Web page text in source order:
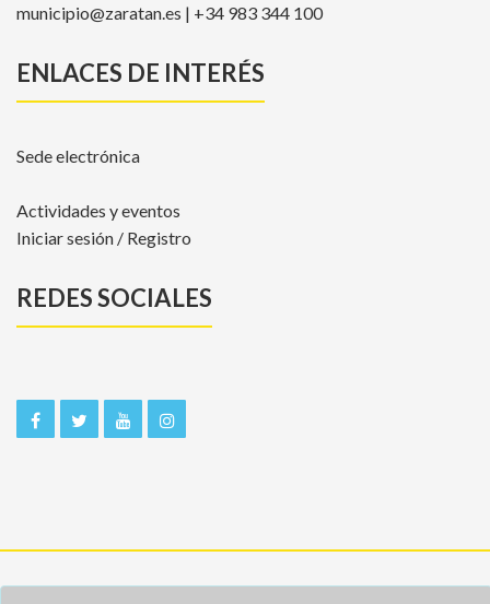
municipio@zaratan.es | +34 983 344 100
ENLACES DE INTERÉS
Sede electrónica
Actividades y eventos
Iniciar sesión / Registro
REDES SOCIALES
Inicio